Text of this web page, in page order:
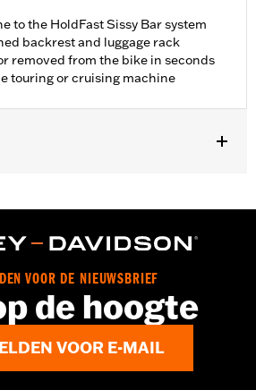
to the HoldFast Sissy Bar system
backrest and luggage rack
removed from the bike in seconds
touring or cruising machine
VOOR DE NIEUWSBRIEF
de hoogte
VOOR E-MAIL